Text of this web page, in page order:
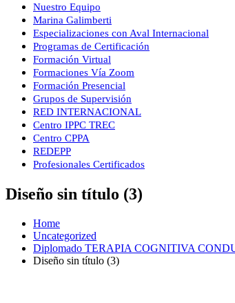
Nuestro Equipo
Marina Galimberti
Especializaciones con Aval Internacional
Programas de Certificación
Formación Virtual
Formaciones Vía Zoom
Formación Presencial
Grupos de Supervisión
RED INTERNACIONAL
Centro IPPC TREC
Centro CPPA
REDEPP
Profesionales Certificados
Diseño sin título (3)
Home
Uncategorized
Diplomado TERAPIA COGNITIVA
Diseño sin título (3)